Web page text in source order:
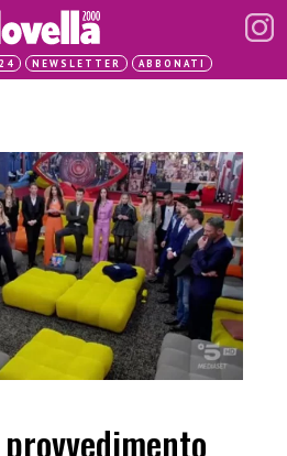
NEWSLETTER ABBONATI